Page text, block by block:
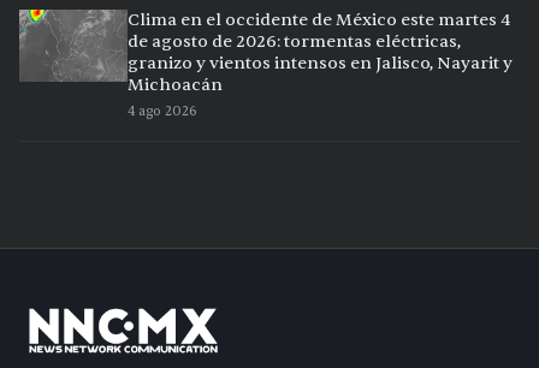
Clima en el occidente de México este martes 4
de agosto de 2026: tormentas eléctricas,
granizo y vientos intensos en Jalisco, Nayarit y
Michoacán
4 ago 2026